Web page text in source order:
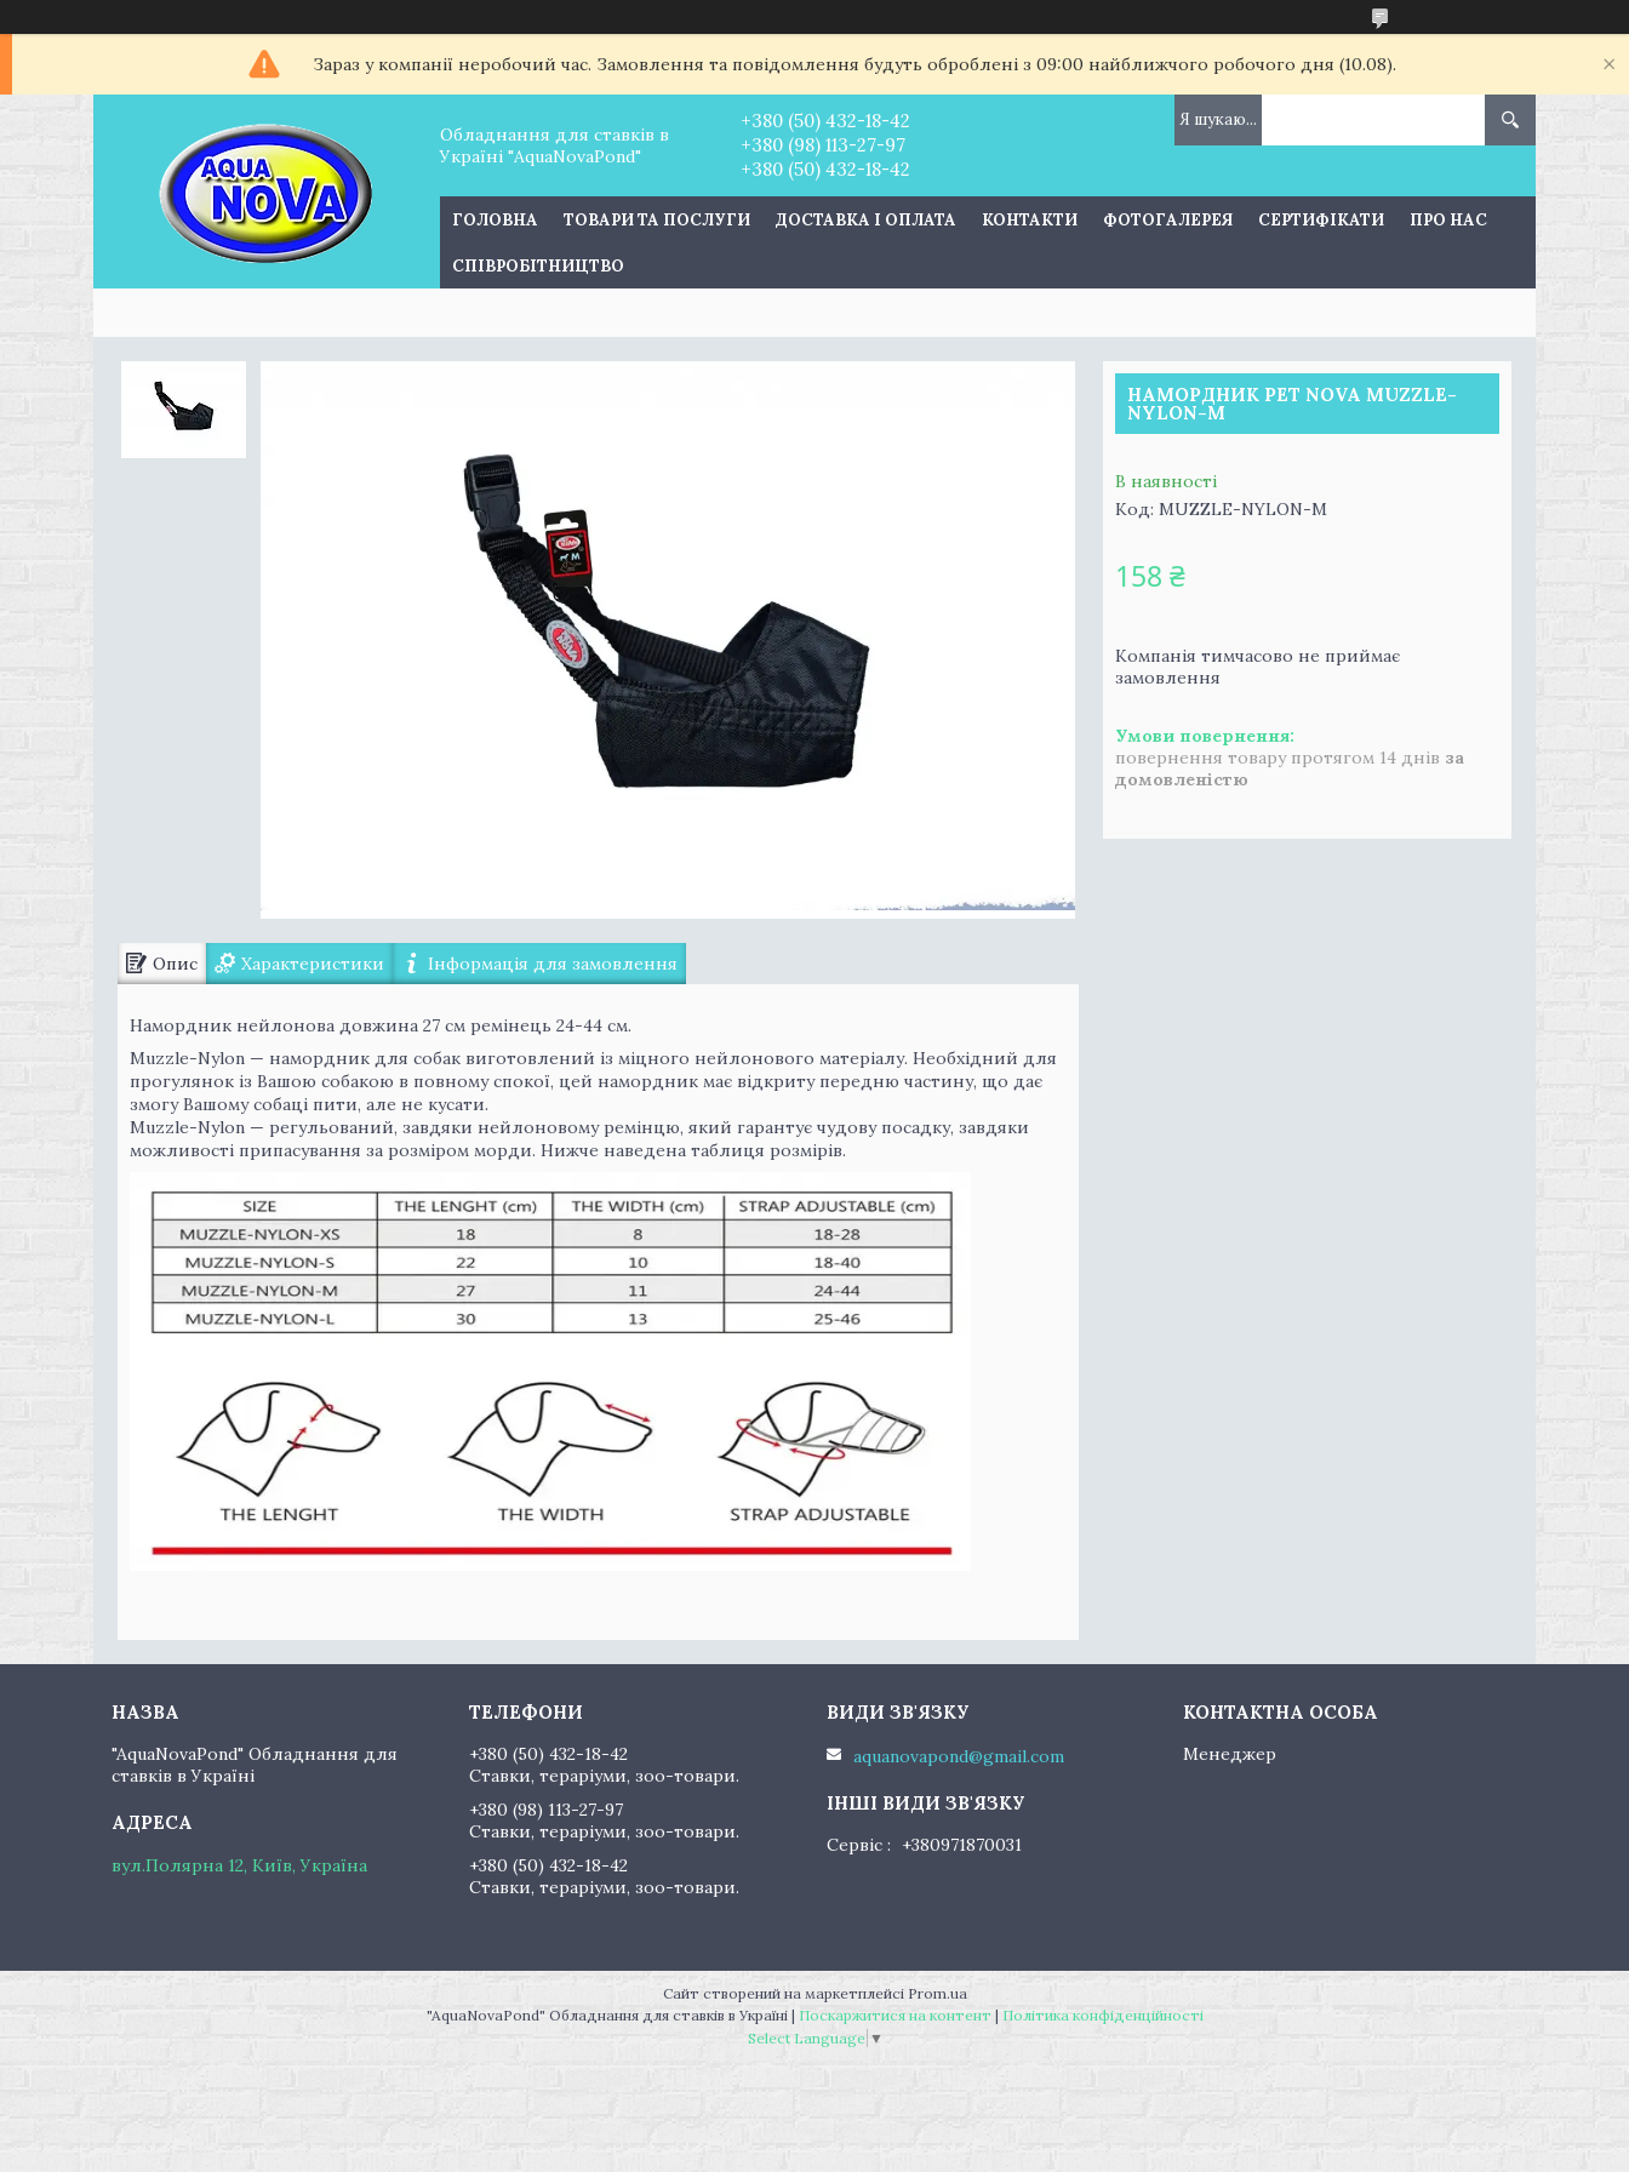
Зараз у компанії неробочий час. Замовлення та повідомлення будуть оброблені з 09:00 найближчого робочого дня (10.08).
Обладнання для ставків в
Україні "AquaNovaPond"
+380 (50) 432-18-42
+380 (98) 113-27-97
+380 (50) 432-18-42
ГОЛОВНА ТОВАРИ ТА ПОСЛУГИ ДОСТАВКА І ОПЛАТА КОНТАКТИ ФОТОГАЛЕРЕЯ СЕРТИФІКАТИ ПРО НАС
СПІВРОБІТНИЦТВО
Опис Характеристики Інформація для замовлення
Намордник нейлонова довжина 27 см ремінець 24-44 см.
Muzzle-Nylon — намордник для собак виготовлений із міцного нейлонового матеріалу. Необхідний для
прогулянок із Вашою собакою в повному спокої, цей намордник має відкриту передню частину, що дає
змогу Вашому собаці пити, але не кусати.
Muzzle-Nylon — регульований, завдяки нейлоновому ремінцю, який гарантує чудову посадку, завдяки
можливості припасування за розміром морди. Нижче наведена таблиця розмірів.
НАМОРДНИК PET NOVA MUZZLE-
NYLON-M
В наявності
Код: MUZZLE-NYLON-M
158 ₴
Компанія тимчасово не приймає
замовлення
повернення товару протягом 14 днів за
домовленістю
"AquaNovaPond" Обладнання для
ставків в Україні
вул.Полярна 12, Київ, Україна
+380 (50) 432-18-42
Ставки, тераріуми, зоо-товари.
+380 (98) 113-27-97
Ставки, тераріуми, зоо-товари.
+380 (50) 432-18-42
Ставки, тераріуми, зоо-товари.
aquanovapond@gmail.com
Сервіс +380971870031
Менеджер
Сайт створений на маркетплейсі Prom.ua
"AquaNovaPond" Обладнання для ставків в Україні | Поскаржитися на контент | Політика конфіденційності
Select Language ▼